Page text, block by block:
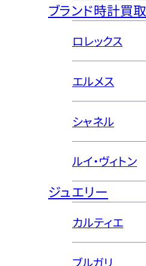
ブランド時計買取
ロレックス
エルメス
シャネル
ルイ・ヴィトン
ジュエリー
カルティエ
ブルガリ